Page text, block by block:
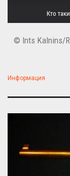
Кто
© Ints Kalnins/
Информация